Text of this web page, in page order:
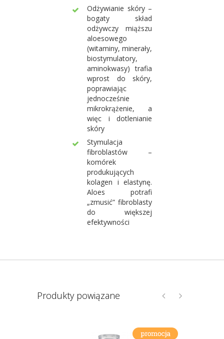
Odżywianie skóry –
bogaty skład
odżywczy miąższu
aloesowego
(witaminy, minerały,
biostymulatory,
aminokwasy) trafia
wprost do skóry,
poprawiając
jednocześnie
mikrokrążenie, a
więc i dotlenianie
skóry
Stymulacja
fibroblastów –
komórek
produkujących
kolagen i elastynę.
Aloes potrafi
„zmusić” fibroblasty
do większej
efektywności
Produkty powiązane